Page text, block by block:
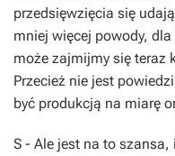
przedsięwzięcia się
mniej więcej powody,
może zajmijmy się teraz
Przecież nie jest
być produkcją na miarę
S - Ale jest na to